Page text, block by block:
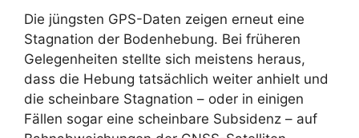
Die jüngsten GPS-Daten zeigen erneut eine
Stagnation der Bodenhebung. Bei früheren
Gelegenheiten stellte sich meistens heraus,
dass die Hebung tatsächlich weiter anhielt und
die scheinbare Stagnation – oder in einigen
Fällen sogar eine scheinbare Subsidenz – auf